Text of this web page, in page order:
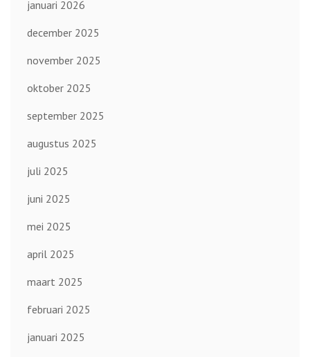
januari 2026
december 2025
november 2025
oktober 2025
september 2025
augustus 2025
juli 2025
juni 2025
mei 2025
april 2025
maart 2025
februari 2025
januari 2025